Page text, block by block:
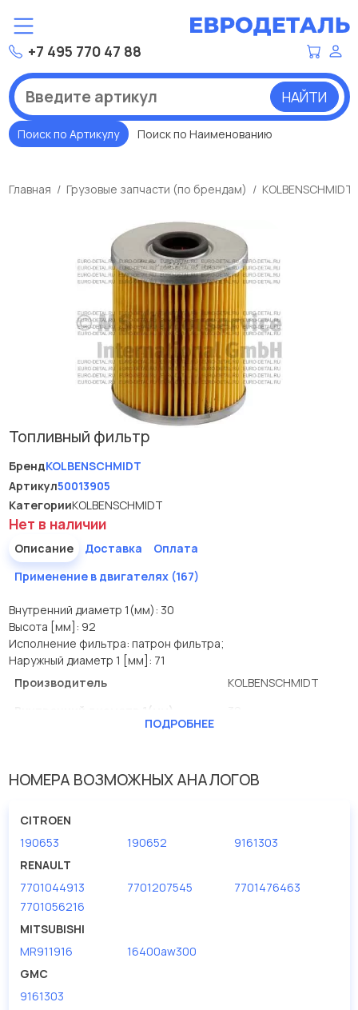
+7 495 770 47 88
НАЙТИ
Поиск по Артикулу Поиск по Наименованию
Главная Грузовые запчасти (по брендам) KOLBENSCHMIDT
Топливный фильтр
БрендKOLBENSCHMIDT
Артикул50013905
КатегорииKOLBENSCHMIDT
Нет в наличии
Описание Доставка
Оплата
Применение в двигателях (167)
Внутренний диаметр 1(мм): 30
Высота [мм]: 92
Исполнение фильтра: патрон фильтра;
Наружный диаметр 1 [мм]: 71
Производитель
KOLBENSCHMIDT
ПОДРОБНЕЕ
НОМЕРА ВОЗМОЖНЫХ АНАЛОГОВ
CITROEN
190653
190652
9161303
RENAULT
7701044913
7701207545
7701476463
7701056216
MITSUBISHI
MR911916
16400aw300
GMC
9161303